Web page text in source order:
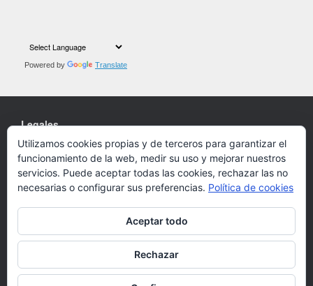
Powered by Translate
Legales
Cookies
Política de privacidad
Un Tema deSiteOrigin
Utilizamos cookies propias y de terceros para garantizar el
funcionamiento de la web, medir su uso y mejorar nuestros
servicios. Puede aceptar todas las cookies, rechazar las no
necesarias o configurar sus preferencias. Política de cookies
Aceptar todo
Rechazar